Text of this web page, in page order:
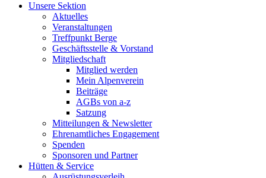
Unsere Sektion
Aktuelles
Veranstaltungen
Treffpunkt Berge
Geschäftsstelle & Vorstand
Mitgliedschaft
Mitglied werden
Mein Alpenverein
Beiträge
AGBs von a-z
Satzung
Mitteilungen & Newsletter
Ehrenamtliches Engagement
Spenden
Sponsoren und Partner
Hütten & Service